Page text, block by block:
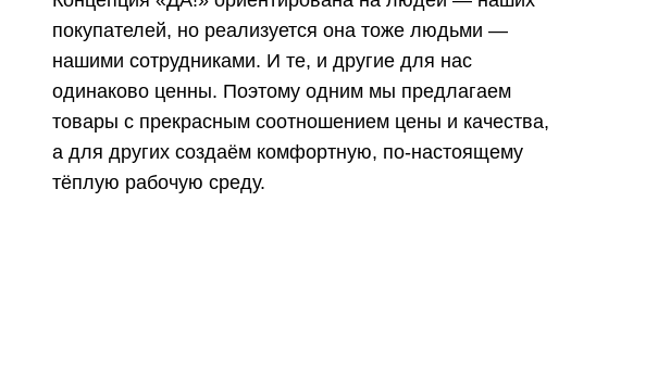
покупателей, но реализуется она тоже людьми —
нашими сотрудниками. И те, и другие для нас
одинаково ценны. Поэтому одним мы предлагаем
товары с прекрасным соотношением цены и качества,
а для других создаём комфортную, по-настоящему
тёплую рабочую среду.